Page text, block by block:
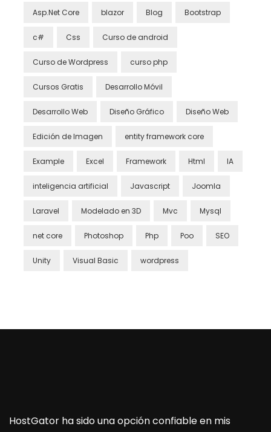
Asp.Net Core blazor Blog Bootstrap
c# Css Curso de android
Curso de Wordpress curso php
Cursos Gratis Desarrollo Móvil
Desarrollo Web Diseño Gráfico Diseño Web
Edición de Imagen entity framework core
Example Excel Framework Html IA
inteligencia artificial Javascript Joomla
Laravel Modelado en 3D Mvc Mysql
net core Photoshop Php Poo SEO
Unity Visual Basic wordpress
HostGator ha sido una opción confiable en mis